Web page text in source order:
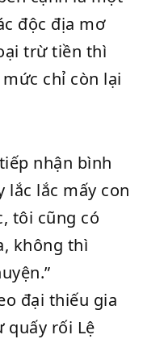
độc địa mơ
trừ tiền thì
chỉ còn lại
nhận bình
lắc lắc mấy con
tôi cũng có
không thì
đại thiếu gia
quấy rối Lệ